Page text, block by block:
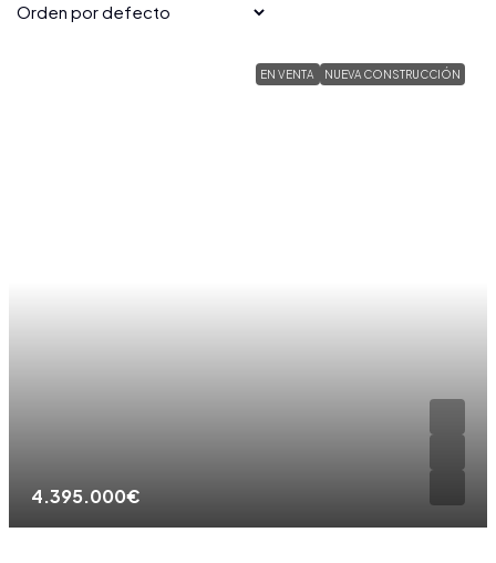
EN VENTA NUEVA CONSTRUCCIÓN
4.395.000€